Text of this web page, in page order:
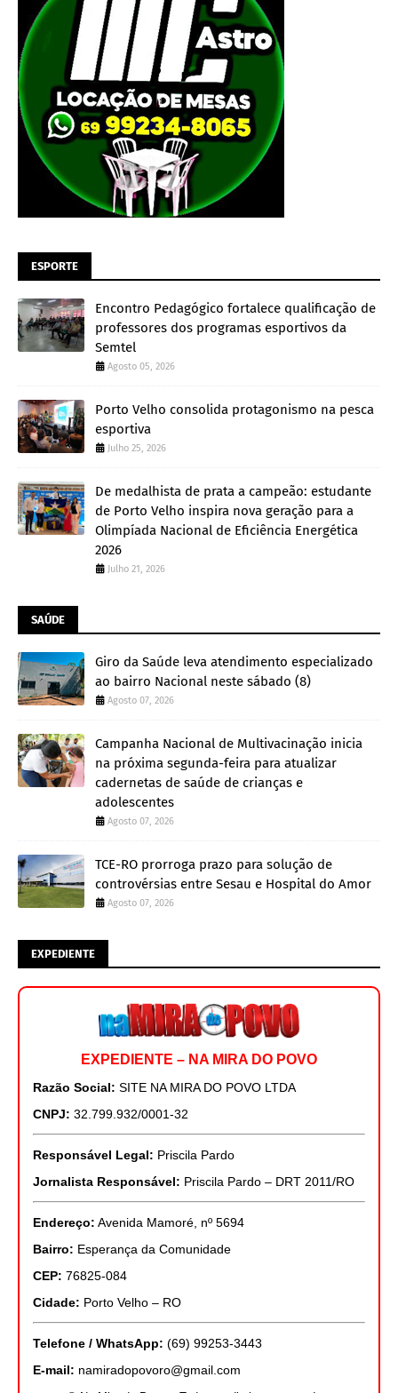
ESPORTE
Encontro Pedagógico fortalece qualificação de
professores dos programas esportivos da
Semtel
Agosto 05, 2026
Porto Velho consolida protagonismo na pesca
esportiva
Julho 25, 2026
De medalhista de prata a campeão: estudante
de Porto Velho inspira nova geração para a
Olimpíada Nacional de Eficiência Energética
2026
Julho 21, 2026
SAÚDE
Giro da Saúde leva atendimento especializado
ao bairro Nacional neste sábado (8)
Agosto 07, 2026
Campanha Nacional de Multivacinação inicia
na próxima segunda-feira para atualizar
cadernetas de saúde de crianças e
adolescentes
Agosto 07, 2026
TCE-RO prorroga prazo para solução de
controvérsias entre Sesau e Hospital do Amor
Agosto 07, 2026
EXPEDIENTE
EXPEDIENTE – NA MIRA DO POVO
Razão Social: SITE NA MIRA DO POVO LTDA
CNPJ: 32.799.932/0001-32
Responsável Legal: Priscila Pardo
Jornalista Responsável: Priscila Pardo – DRT 2011/RO
Endereço: Avenida Mamoré, nº 5694
Bairro: Esperança da Comunidade
CEP: 76825-084
Cidade: Porto Velho – RO
Telefone / WhatsApp: (69) 99253-3443
E-mail: namiradopovoro@gmail.com